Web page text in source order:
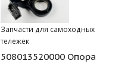
Запчасти для самоходных
тележек
508013520000 Опора